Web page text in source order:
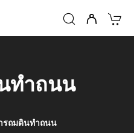
ทำถนน
รถมดินทำถนน